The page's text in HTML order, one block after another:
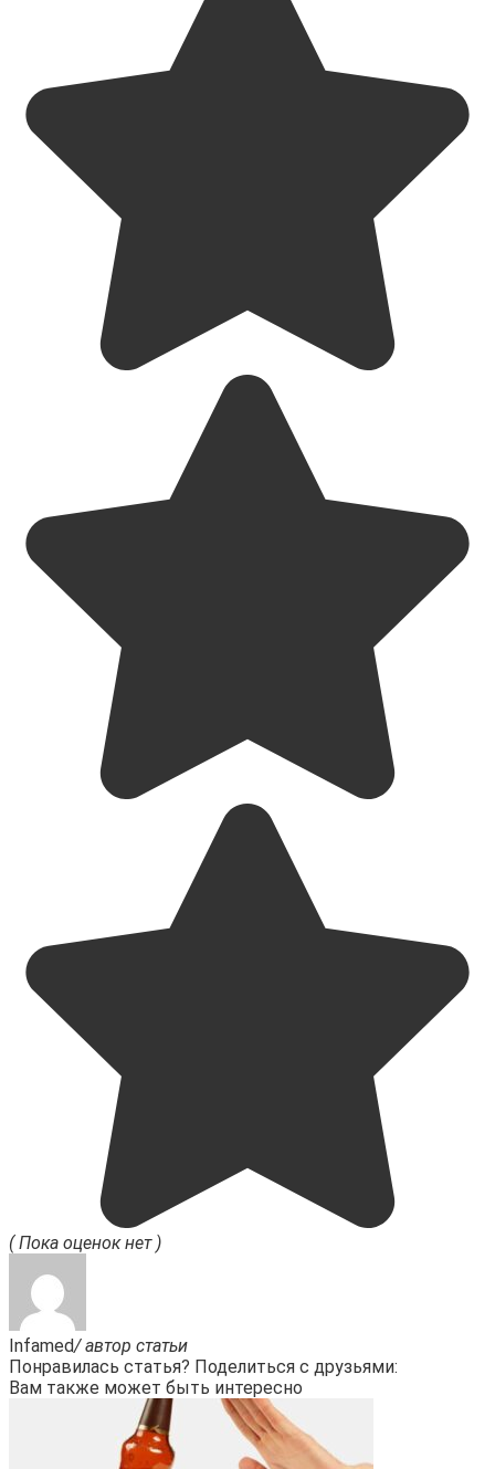
( Пока оценок нет )
Infamed/ автор статьи
Понравилась статья? Поделиться с друзьями:
Вам также может быть интересно